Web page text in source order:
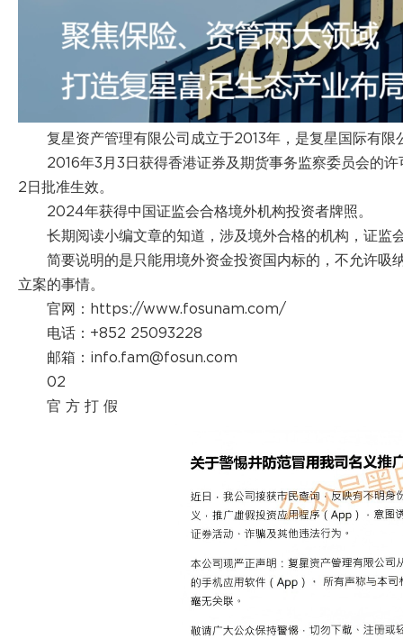
复星资产管理有限公司成立于2013年，是复星国际有
2016年3月3日获得香港证券及期货事务监察委员会的
2日批准生效。
2024年获得中国证监会合格境外机构投资者牌照。
长期阅读小编文章的知道，涉及境外合格的机构，证监
简要说明的是只能用境外资金投资国内标的，不允许吸
立案的事情。
官网：https://www.fosunam.com/
电话：+852 25093228
邮箱：info.fam@fosun.com
02
官 方 打 假